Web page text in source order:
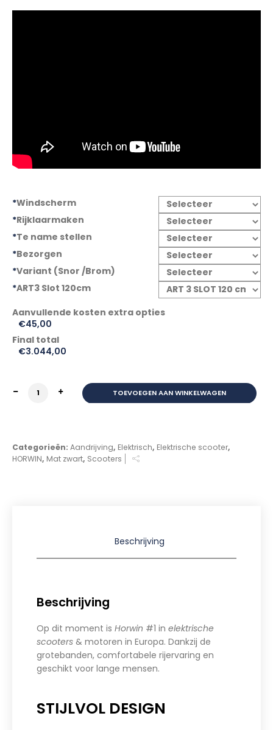
*Windscherm
*Rijklaarmaken
*Te name stellen
*Bezorgen
*Variant (Snor /Brom)
*ART3 Slot 120cm
€45,00
Final total
€3.044,00
Horwin EK1 Elektrische Scooter Mat Zwart aantal
TOEVOEGEN AAN WINKELWAGEN
Categorieën: Aandrijving, Elektrisch, Elektrische scooter,
HORWIN, Mat zwart, Scooters
Beschrijving
Beschrijving
Op dit moment is Horwin #1 in elektrische
scooters & motoren in Europa. Dankzij de
grotebanden, comfortabele rijervaring en
geschikt voor lange mensen.
STIJLVOL DESIGN